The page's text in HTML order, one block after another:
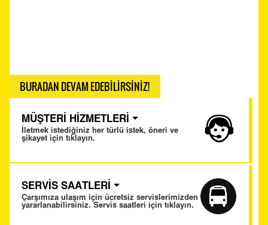
BURADAN DEVAM EDEBİLİRSİNİZ!
MÜŞTERİ HİZMETLERİ
İletmek istediğiniz her türlü istek, öneri ve
şikayet için tıklayın.
SERVİS SAATLERİ
Çarşımıza ulaşım için ücretsiz servislerimizden
yararlanabilirsiniz. Servis saatleri için tıklayın.